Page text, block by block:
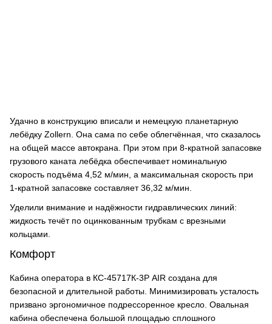
Удачно в конструкцию вписали и немецкую планетарную
лебёдку Zollern. Она сама по себе облегчённая, что сказалось
на общей массе автокрана. При этом при 8-кратной запасовке
грузового каната лебёдка обеспечивает номинальную
скорость подъёма 4,52 м/мин, а максимальная скорость при
1-кратной запасовке составляет 36,32 м/мин.
Уделили внимание и надёжности гидравлических линий:
жидкость течёт по оцинкованным трубкам с врезными
кольцами.
Комфорт
Кабина оператора в КС-45717К-3Р AIR создана для
безопасной и длительной работы. Минимизировать усталость
призвано эргономичное подрессоренное кресло. Овальная
кабина обеспечена большой площадью сплошного